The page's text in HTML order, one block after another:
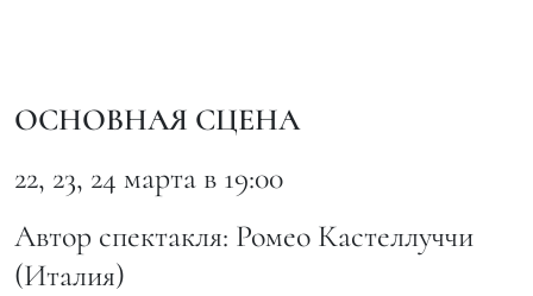
ОСНОВНАЯ СЦЕНА
22, 23, 24 марта в 19:00
Автор спектакля: Ромео Кастеллуччи
(Италия)